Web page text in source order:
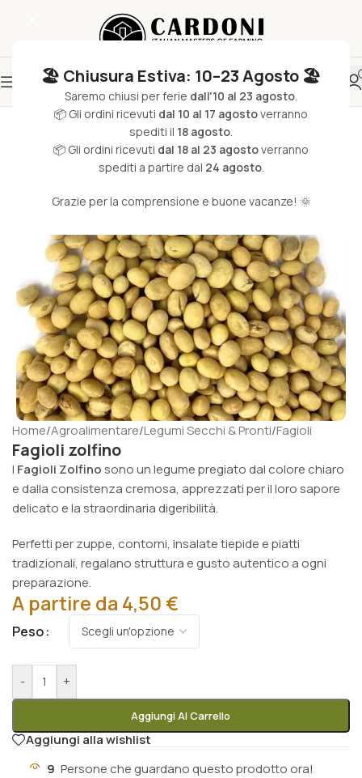
🏖️ Chiusura Estiva: 10–23 Agosto 🏖️
Saremo chiusi per ferie dall'10 al 23 agosto.
📦 Gli ordini ricevuti dal 10 al 17 agostoverranno
spediti il 18 agosto.
📦 Gli ordini ricevuti dal 18 al 23 agostoverranno
spediti a partire dal 24 agosto.
Grazie per la comprensione e buone vacanze! 🌞
Home/Agroalimentare/Legumi Secchi & Pronti/Fagioli
Fagioli zolfino
I Fagioli Zolfinosono un legume pregiato dal colore chiaro
e dalla consistenza cremosa, apprezzati per il loro sapore
delicato e la straordinaria digeribilità.
Perfetti per zuppe, contorni, insalate tiepide e piatti
tradizionali, regalano struttura e gusto autentico a ogni
preparazione.
A partire da 4,50 €
Peso
- +
Aggiungi Al Carrello
Aggiungi alla wishlist
9 Persone che guardano questo prodotto ora!